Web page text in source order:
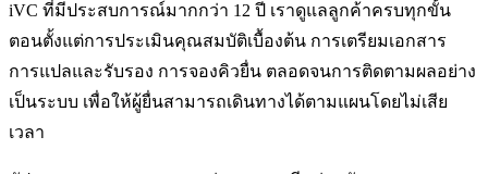
iVC ที่มีประสบการณ์มากกว่า 12 ปี เราดูแลลูกค้าครบทุกขั้น
ตอนตั้งแต่การประเมินคุณสมบัติเบื้องต้น การเตรียมเอกสาร
การแปลและรับรอง การจองคิวยื่น ตลอดจนการติดตามผลอย่าง
เป็นระบบ เพื่อให้ผู้ยื่นสามารถเดินทางได้ตามแผนโดยไม่เสีย
เวลา